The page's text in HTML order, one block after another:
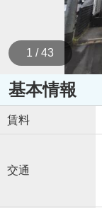
1 / 43
基本情報
賃料
交通